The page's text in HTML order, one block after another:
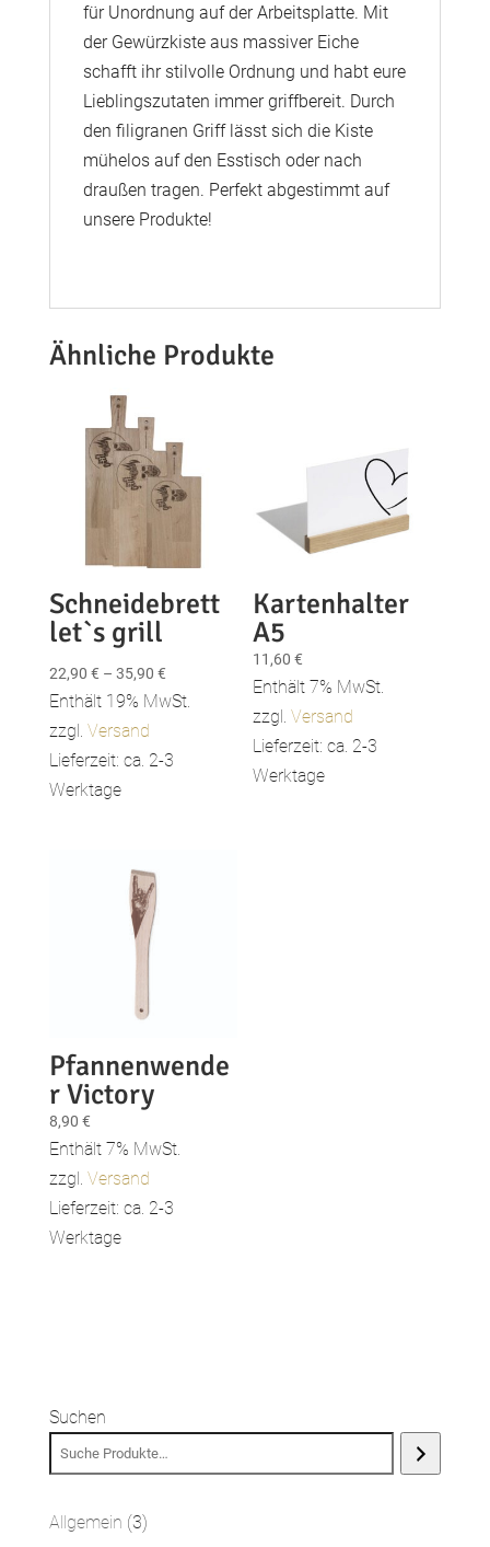
für Unordnung auf der Arbeitsplatte. Mit
der Gewürzkiste aus massiver Eiche
schafft ihr stilvolle Ordnung und habt eure
Lieblingszutaten immer griffbereit. Durch
den filigranen Griff lässt sich die Kiste
mühelos auf den Esstisch oder nach
draußen tragen. Perfekt abgestimmt auf
unsere Produkte!
Ähnliche Produkte
Schneidebrett
let`s grill
22,90 € – 35,90 €Preisspanne:
22,90 €
Enthält 19% MwSt.
zzgl. Versand
Lieferzeit: ca. 2-3
Werktage
Kartenhalter
A5
11,60€
Enthält 7% MwSt.
zzgl.Versand
Lieferzeit: ca. 2-3
Werktage
Pfannenwende
r Victory
8,90 €
Enthält 7% MwSt.
zzgl. Versand
Lieferzeit: ca. 2-3
Werktage
Suchen
Allgemein 33